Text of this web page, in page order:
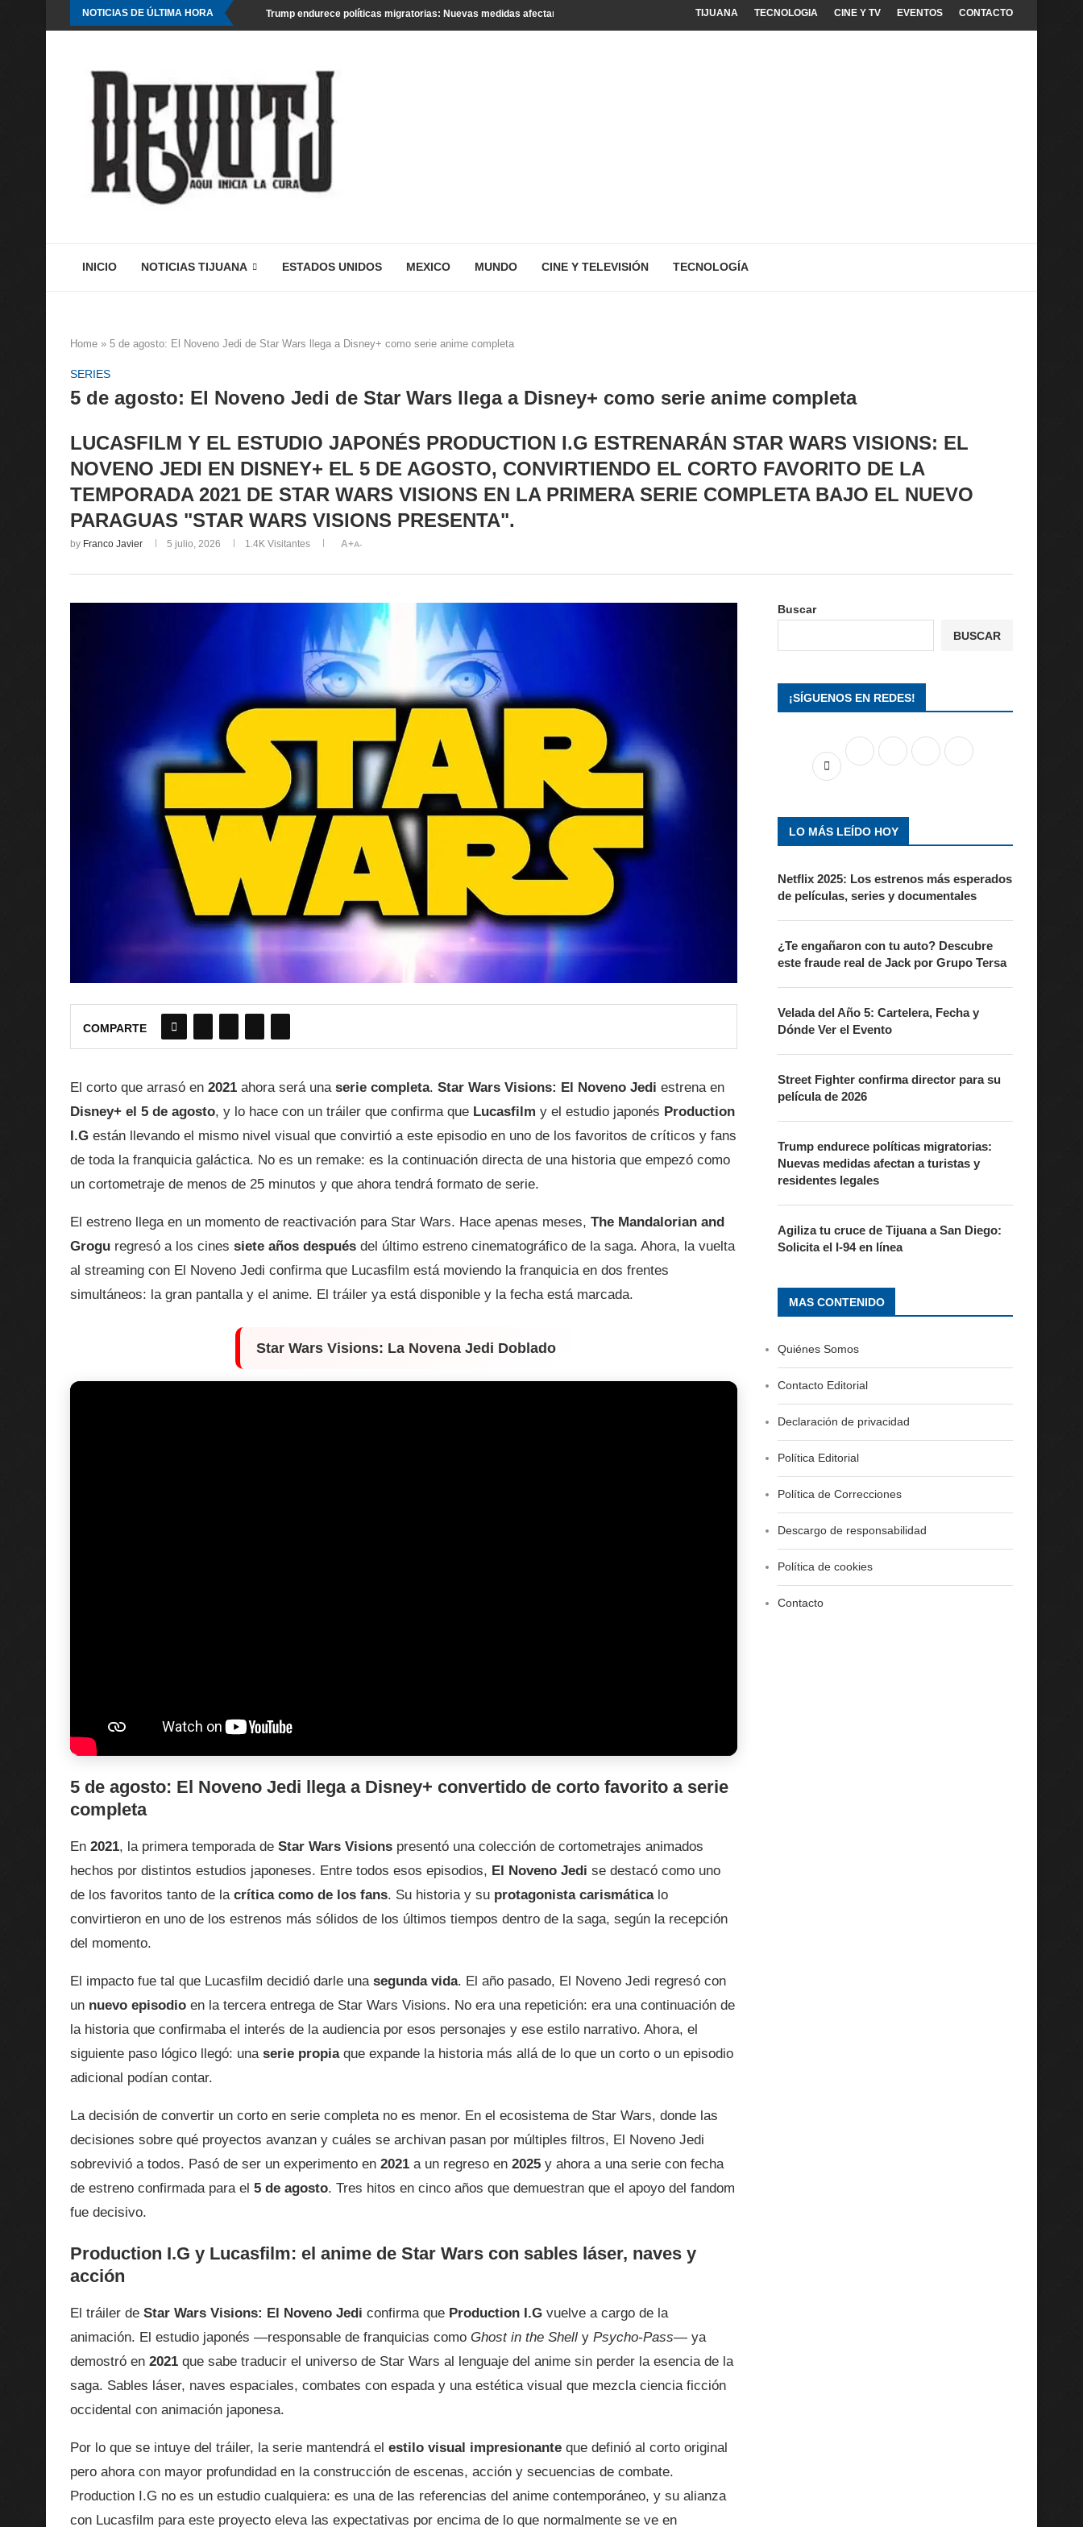
NOTICIAS DE ÚLTIMA HORA Trump endurece políticas migratorias: Nuevas medidas afectan a turistas y residentes legalesTIJUANA TECNOLOGIA CINE Y TV EVENTOS CONTACTO
INICIO NOTICIAS TIJUANA ESTADOS UNIDOS MEXICO MUNDO CINE Y TELEVISIÓN TECNOLOGÍA
Home » 5 de agosto: El Noveno Jedi de Star Wars llega a Disney+ como serie anime completa
SERIES
5 de agosto: El Noveno Jedi de Star Wars llega a Disney+ como serie anime completa
LUCASFILM Y EL ESTUDIO JAPONÉS PRODUCTION I.G ESTRENARÁN STAR WARS VISIONS: EL
NOVENO JEDI EN DISNEY+ EL 5 DE AGOSTO, CONVIRTIENDO EL CORTO FAVORITO DE LA
TEMPORADA 2021 DE STAR WARS VISIONS EN LA PRIMERA SERIE COMPLETA BAJO EL NUEVO
PARAGUAS "STAR WARS VISIONS PRESENTA".
by Franco Javier 5 julio, 2026 1.4K Visitantes A+A-
COMPARTE
El corto que arrasó en 2021 ahora será una serie completa. Star Wars Visions: El Noveno Jedi estrena en
Disney+ el 5 de agosto, y lo hace con un tráiler que confirma que Lucasfilm y el estudio japonés Production
I.G están llevando el mismo nivel visual que convirtió a este episodio en uno de los favoritos de críticos y fans
de toda la franquicia galáctica. No es un remake: es la continuación directa de una historia que empezó como
un cortometraje de menos de 25 minutos y que ahora tendrá formato de serie.
El estreno llega en un momento de reactivación para Star Wars. Hace apenas meses, The Mandalorian and
Grogu regresó a los cines siete años después del último estreno cinematográfico de la saga. Ahora, la vuelta
al streaming con El Noveno Jedi confirma que Lucasfilm está moviendo la franquicia en dos frentes
simultáneos: la gran pantalla y el anime. El tráiler ya está disponible y la fecha está marcada.
Star Wars Visions: La Novena Jedi Doblado
5 de agosto: El Noveno Jedi llega a Disney+ convertido de corto favorito a serie
completa
En 2021, la primera temporada de Star Wars Visions presentó una colección de cortometrajes animados
hechos por distintos estudios japoneses. Entre todos esos episodios, El Noveno Jedi se destacó como uno
de los favoritos tanto de la crítica como de los fans. Su historia y su protagonista carismáticalo
convirtieron en uno de los estrenos más sólidos de los últimos tiempos dentro de la saga, según la recepción
del momento.
El impacto fue tal que Lucasfilm decidió darle una segunda vida. El año pasado, El Noveno Jedi regresó con
un nuevo episodio en la tercera entrega de Star Wars Visions. No era una repetición: era una continuación de
la historia que confirmaba el interés de la audiencia por esos personajes y ese estilo narrativo. Ahora, el
siguiente paso lógico llegó: una serie propiaque expande la historia más allá de lo que un corto o un episodio
adicional podían contar.
La decisión de convertir un corto en serie completa no es menor. En el ecosistema de Star Wars, donde las
decisiones sobre qué proyectos avanzan y cuáles se archivan pasan por múltiples filtros, El Noveno Jedi
sobrevivió a todos. Pasó de ser un experimento en 2021 a un regreso en 2025 y ahora a una serie con fecha
de estreno confirmada para el 5 de agosto. Tres hitos en cinco años que demuestran que el apoyo del fandom
fue decisivo.
Production I.G y Lucasfilm: el anime de Star Wars con sables láser, naves y
acción
El tráiler de Star Wars Visions: El Noveno Jedi confirma que Production I.G vuelve a cargo de la
animación. El estudio japonés —responsable de franquicias como Ghost in the Shell y Psycho-Pass— ya
demostró en 2021 que sabe traducir el universo de Star Wars al lenguaje del anime sin perder la esencia de la
saga. Sables láser, naves espaciales, combates con espada y una estética visual que mezcla ciencia ficción
occidental con animación japonesa.
Por lo que se intuye del tráiler, la serie mantendrá el estilo visual impresionante que definió al corto original
pero ahora con mayor profundidad en la construcción de escenas, acción y secuencias de combate.
Production I.G no es un estudio cualquiera: es una de las referencias del anime contemporáneo, y su alianza
con Lucasfilm para este proyecto eleva las expectativas por encima de lo que normalmente se ve en
Buscar
BUSCAR
¡SÍGUENOS EN REDES!
LO MÁS LEÍDO HOY
Netflix 2025: Los estrenos más esperados
de películas, series y documentales
¿Te engañaron con tu auto? Descubre
este fraude real de Jack por Grupo Tersa
Velada del Año 5: Cartelera, Fecha y
Dónde Ver el Evento
Street Fighter confirma director para su
película de 2026
Trump endurece políticas migratorias:
Nuevas medidas afectan a turistas y
residentes legales
Agiliza tu cruce de Tijuana a San Diego:
Solicita el I-94 en línea
MAS CONTENIDO
Quiénes Somos
Contacto Editorial
Declaración de privacidad
Política Editorial
Política de Correcciones
Descargo de responsabilidad
Política de cookies
Contacto